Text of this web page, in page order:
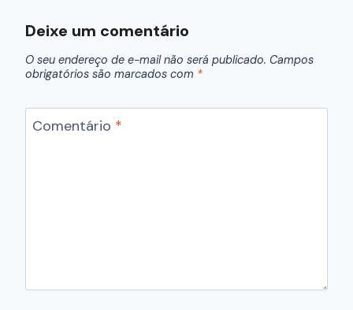
Deixe um comentário
O seu endereço de e-mail não será publicado. Campos
obrigatórios são marcados com *
Comentário *